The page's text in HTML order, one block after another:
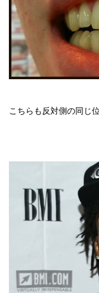
こちらも反対側の同じ